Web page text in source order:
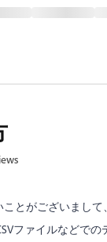
とがございまして
ファイルなどで